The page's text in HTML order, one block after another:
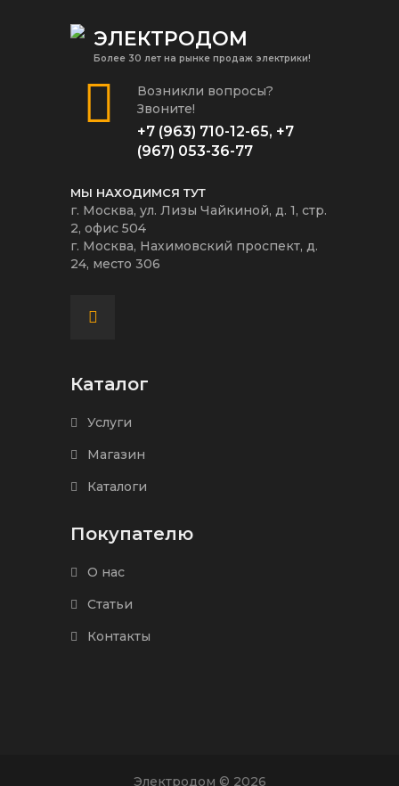
ЭЛЕКТРОДОМ
Более 30 лет на рынке продаж электрики!
Возникли вопросы?
Звоните!
+7 (963) 710-12-65, +7
(967) 053-36-77
МЫ НАХОДИМСЯ ТУТ
г. Москва, ул. Лизы Чайкиной, д. 1, стр.
2, офис 504
г. Москва, Нахимовский проспект, д.
24, место 306
Каталог
Услуги
Магазин
Каталоги
Покупателю
О нас
Статьи
Контакты
Электродом © 2026